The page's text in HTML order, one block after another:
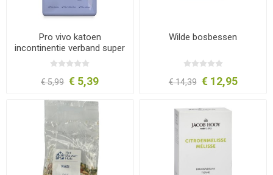
Pro vivo katoen
incontinentie verband super
€ 5,99 € 5,39
Wilde bosbessen
€ 14,39 € 12,95